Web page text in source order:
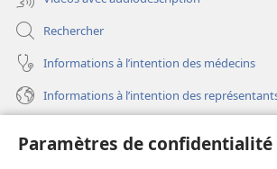
Paramètres de confidentialité
Rechercher
Informations à l’intention des médecins
Informations à l’intention des